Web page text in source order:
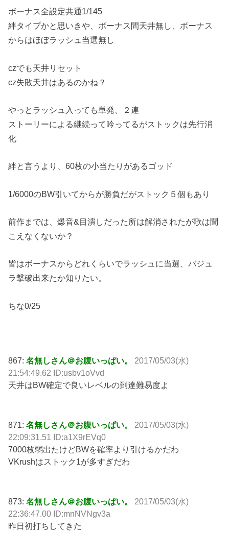
ボーナス全設定共通1/145
絆タイプかと思いきや、ボーナス間天井無し、ボーナス
からはほぼラッシュ当選無し
czでも天井リセット
cz失敗天井はあるのかね？
やっとラッシュ入っても単発、２連
ストーリーによる継続って吟ってるがストックは先行消
化
絆と言うより、60枚の小当たりがあるゴッド
1/6000のBW引いてからが勝負だがストック５個もあり
前作までは、爆音&目潰しだった所は解消されたが歌は聞
こえなくないか？
皆はボーナスからどれくらいでラッシュに当選、バジュ
ラ撃破出来たか知りたい。
ちな0/25
867:名無しさん＠お腹いっぱい。
2017/05/03(水)
21:54:49.62 ID:usbv1oVvd
天井はBW確定で良いレベルの到達難易度よ
871:名無しさん＠お腹いっぱい。
2017/05/03(水)
22:09:31.51 ID:a1X9rEVq0
7000枚弱出たけどBWを確率より引けるかだわ
VKrushはストック1が多すぎだわ
873:名無しさん＠お腹いっぱい。
2017/05/03(水)
22:36:47.00 ID:mnNVNgv3a
昨日初打ちしてきた